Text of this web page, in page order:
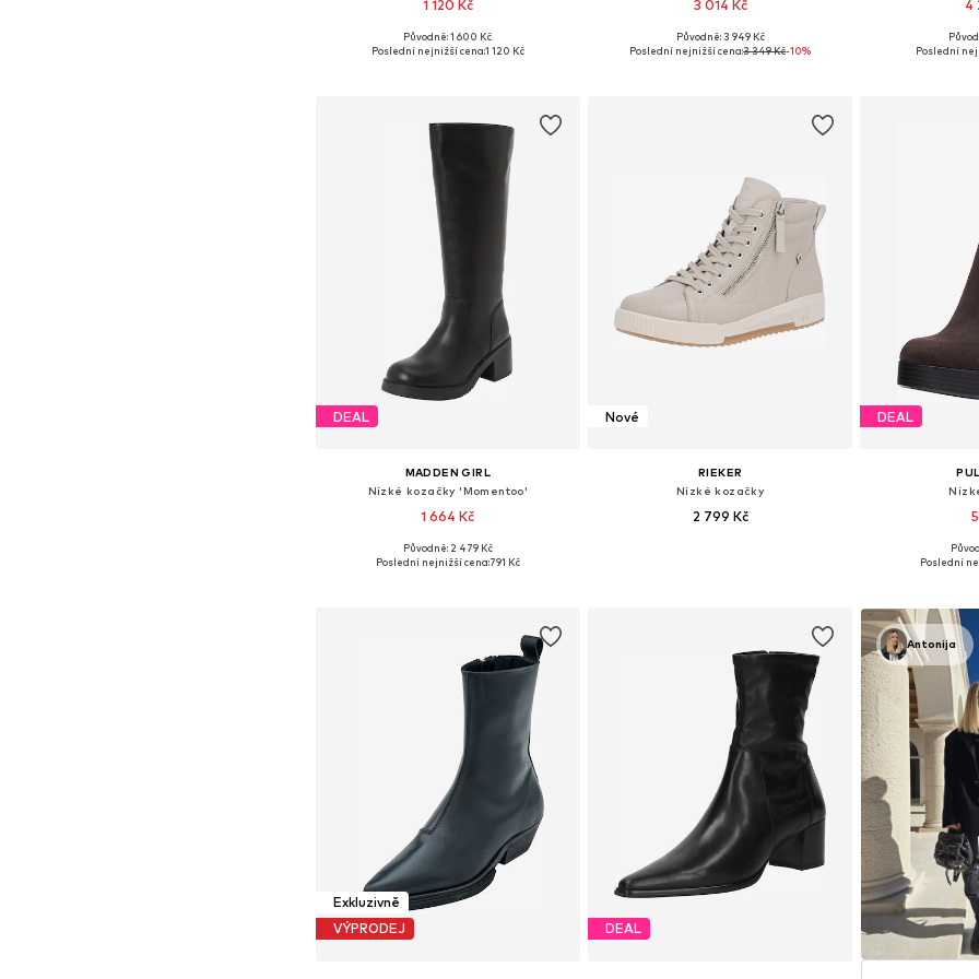
1 120 Kč
Dostupné velikosti: 36, 37, 38, 39, 40, 41
Původně: 1 600 Kč
Poslední nejnižší cena:1 120 Kč
3 014 Kč
Dostupné velikosti: 37, 38, 39, 40, 41
Původně: 3 949 Kč
Poslední nejnižší cena:3 349 Kč-10%
4
Dostupné
Poslední
DEAL
MADDEN GIRL
Nízké kozačky 'Momentoo'
1 664 Kč
Dostupné velikosti: 36, 37, 39, 40, 41
Původně: 2 479 Kč
Poslední nejnižší cena:791 Kč
Nové
RIEKER
Nízké kozačky
2 799 Kč
DEAL
Dostupné
Poslední
Exkluzivně
VÝPRODEJ
DEAL
Antonija